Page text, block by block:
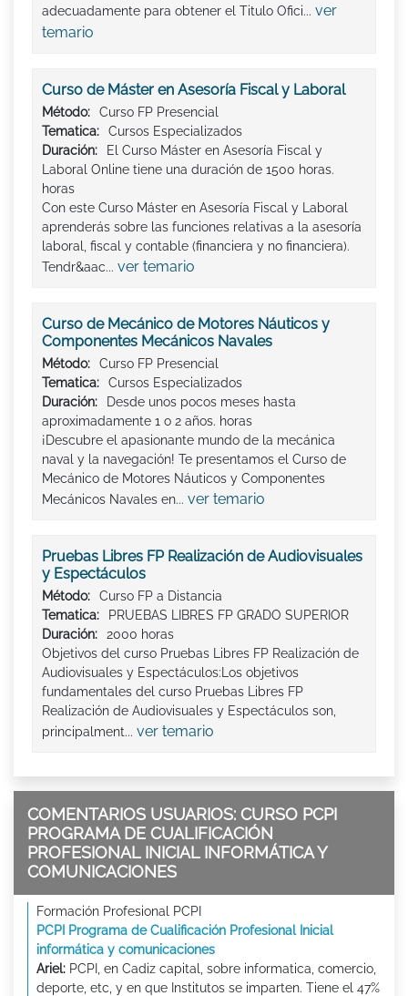
adecuadamente para obtener el Titulo Ofici... ver
temario
Curso de Máster en Asesoría Fiscal y Laboral
Método:
Curso FP Presencial
Tematica:
Cursos Especializados
Duración:
El Curso Máster en Asesoría Fiscal y
Laboral Online tiene una duración de 1500 horas.
horas
Con este Curso Máster en Asesoría Fiscal y Laboral
aprenderás sobre las funciones relativas a la asesoría
laboral, fiscal y contable (financiera y no financiera).
Tendr&aac... ver temario
Curso de Mecánico de Motores Náuticos y
Componentes Mecánicos Navales
Método:
Curso FP Presencial
Tematica:
Cursos Especializados
Duración:
Desde unos pocos meses hasta
aproximadamente 1 o 2 años. horas
¡Descubre el apasionante mundo de la mecánica
naval y la navegación! Te presentamos el Curso de
Mecánico de Motores Náuticos y Componentes
Mecánicos Navales en... ver temario
Pruebas Libres FP Realización de Audiovisuales
y Espectáculos
Método:
Curso FP a Distancia
Tematica:
PRUEBAS LIBRES FP GRADO SUPERIOR
Duración:
2000 horas
Objetivos del curso Pruebas Libres FP Realización de
Audiovisuales y Espectáculos:Los objetivos
fundamentales del curso Pruebas Libres FP
Realización de Audiovisuales y Espectáculos son,
principalment... ver temario
COMENTARIOS USUARIOS: CURSO PCPI
PROGRAMA DE CUALIFICACIÓN
PROFESIONAL INICIAL INFORMÁTICA Y
COMUNICACIONES
Formación Profesional PCPI
PCPI Programa de Cualificación Profesional Inicial
informática y comunicaciones
Ariel: PCPI, en Cadiz capital, sobre informatica, comercio,
deporte, etc, y en que Institutos se imparten. Tiene el 47%